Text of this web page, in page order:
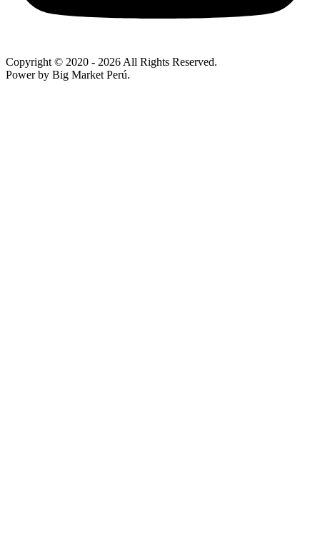
Copyright © 2020 - 2026 All Rights Reserved.
Power by Big Market Perú.